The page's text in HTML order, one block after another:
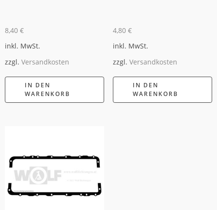
8,40 €
inkl. MwSt.
zzgl. Versandkosten
IN DEN
WARENKORB
4,80 €
inkl. MwSt.
zzgl. Versandkosten
IN DEN
WARENKORB